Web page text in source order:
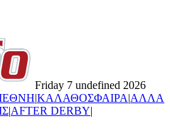
Friday 7 undefined 2026
|ΚΑΛΑΘΟΣΦΑΙΡΑ|ΑΛΛΑ
|AFTER DERBY|